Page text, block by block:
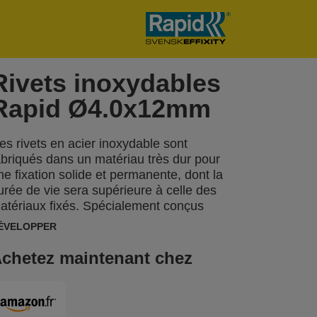
inoxydables
Ø4.0x12mm
rivets en acier inoxydable sont
dans un matériau très dur pour
fixation solide et permanente, dont la
de vie sera supérieure à celle des
fixés. Spécialement conçus
les applications en extérieur ou dans
parfaits pour la fixation de plaques
la pose de garde-boue,
à gazon, les revêtements en
maintenant chez